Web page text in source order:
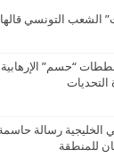
الشعب التونسي
“حسم”
الخليجية رسالة
للمنطقة